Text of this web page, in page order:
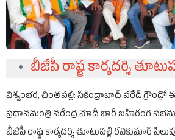
బీజేపీ రాష్ట్ర కార్యదర్శి
విశ్వంభర, చింతపల్లి: సికింద్రాబాద్ పరేడ్ గ్రౌండ్లో
ప్రధానమంత్రి నరేంద్ర మోదీ భారీ బహిరంగ
బీజేపీ రాష్ట్ర కార్యదర్శి తూటుపల్లి రవికుమార్